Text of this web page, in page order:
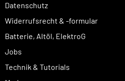
Datenschutz
Widerrufsrecht & -formular
Batterie, Altöl, ElektroG
Jobs
Technik & Tutorials